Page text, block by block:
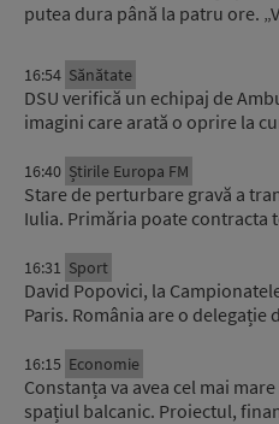
putea dura până la patru ore.
16:54 Sănătate
DSU verifică un echipaj de
imagini care arată o oprire la
16:40 Știrile Europa FM
Stare de perturbare gravă a
Iulia. Primăria poate
16:31 Sport
David Popovici, la
Paris. România are o
16:15 Economie
Constanța va avea cel mai
spațiul balcanic. Proiectul,